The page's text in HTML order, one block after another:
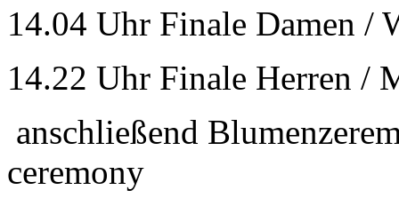
14.04 Uhr Finale Damen /
14.22 Uhr Finale Herren /
anschließend
ceremony